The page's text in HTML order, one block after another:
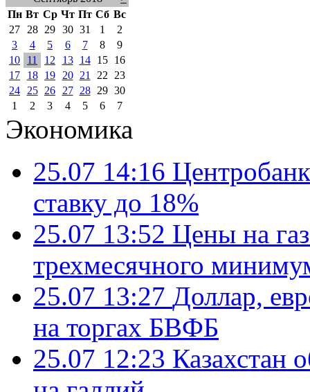
Пн Вт Ср Чт Пт Сб Вс
27
28 29 30 31 1
2
3
4 5 6 7 8
9
10
11 12 13 14 15
16
17
18 19 20 21 22
23
24
25 26 27 28 29 30
1
2 3 4 5 6 7
Экономика
25.07 14:16
ставку до 18%
25.07 13:52 Цены на
трехмесячного
25.07 13:27 Доллар,
на торгах БВФБ
25.07 12:23 Казахстан